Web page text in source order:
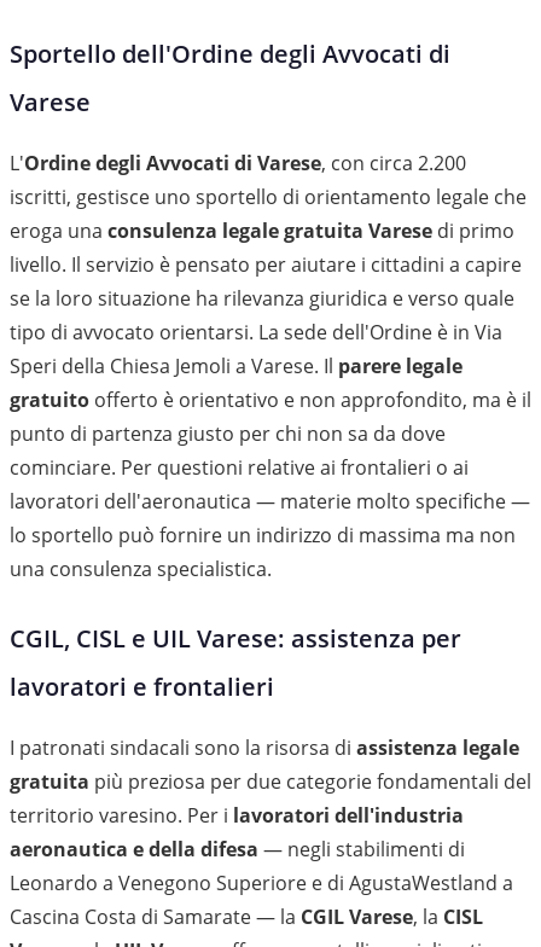
Sportello dell'Ordine degli Avvocati di
Varese
L'Ordine degli Avvocati di Varese, con circa 2.200
iscritti, gestisce uno sportello di orientamento legale che
eroga una consulenza legale gratuita Varese di primo
livello. Il servizio è pensato per aiutare i cittadini a capire
se la loro situazione ha rilevanza giuridica e verso quale
tipo di avvocato orientarsi. La sede dell'Ordine è in Via
Speri della Chiesa Jemoli a Varese. Il parere legale
gratuito offerto è orientativo e non approfondito, ma è il
punto di partenza giusto per chi non sa da dove
cominciare. Per questioni relative ai frontalieri o ai
lavoratori dell'aeronautica — materie molto specifiche —
lo sportello può fornire un indirizzo di massima ma non
una consulenza specialistica.
CGIL, CISL e UIL Varese: assistenza per
lavoratori e frontalieri
I patronati sindacali sono la risorsa di assistenza legale
gratuita più preziosa per due categorie fondamentali del
territorio varesino. Per i lavoratori dell'industria
aeronautica e della difesa — negli stabilimenti di
Leonardo a Venegono Superiore e di AgustaWestland a
Cascina Costa di Samarate — la CGIL Varese, la CISL